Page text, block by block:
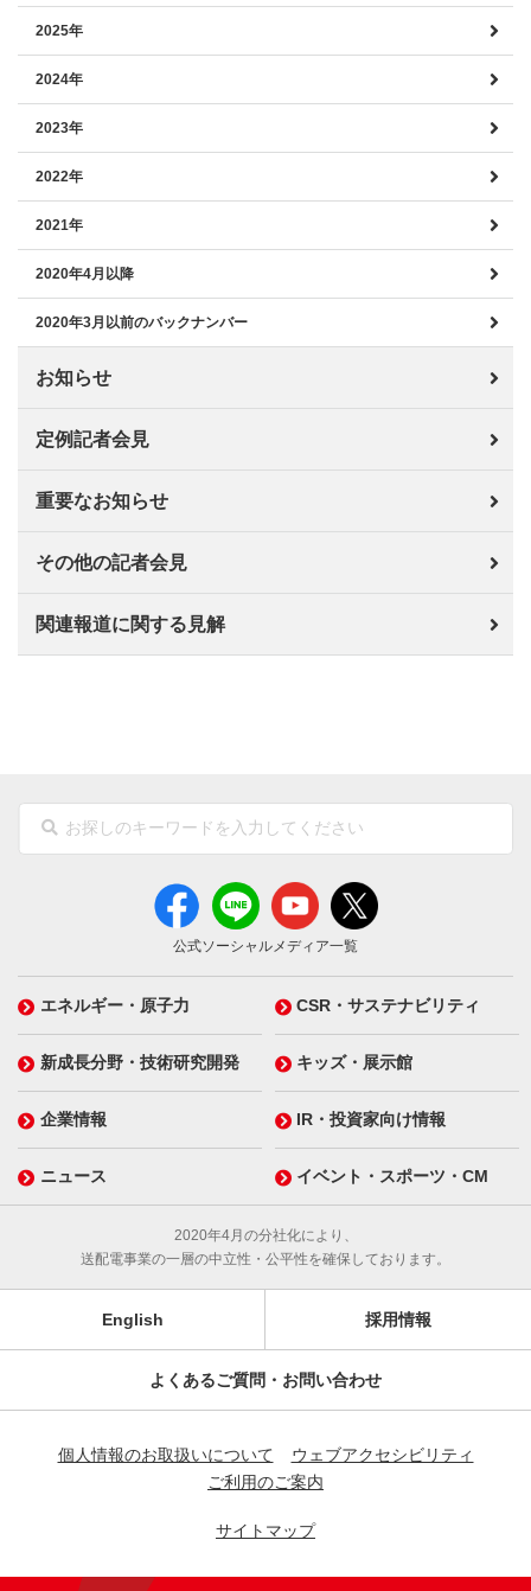
2025年
2024年
2023年
2022年
2021年
2020年4月以降
2020年3月以前のバックナンバー
お知らせ
定例記者会見
重要なお知らせ
その他の記者会見
関連報道に関する見解
公式ソーシャルメディア一覧
エネルギー・原子力 CSR・サステナビリティ
新成長分野・技術研究開発 キッズ・展示館
企業情報 IR・投資家向け情報
ニュース イベント・スポーツ・CM
2020年4月の分社化により、
送配電事業の一層の中立性・公平性を確保しております。
English 採用情報
よくあるご質問・お問い合わせ
個人情報のお取扱いについて
ウェブアクセシビリティ
ご利用のご案内
サイトマップ